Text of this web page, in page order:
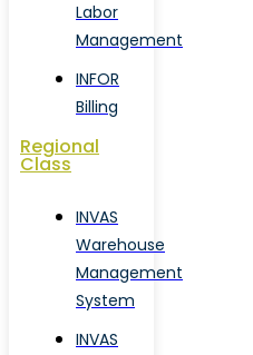
Labor
Management
INFOR
Billing
Regional
Class
INVAS
Warehouse
Management
System
INVAS